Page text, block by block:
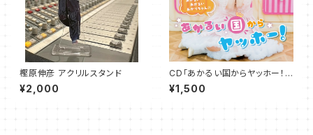
樫原伸彦 アクリルスタンド
¥2,000
CD「あかるい国からヤッホー！」
1枚
¥1,500